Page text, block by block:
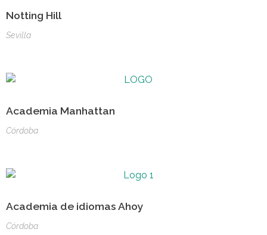
Notting Hill
Sevilla
Academia Manhattan
Córdoba
Academia de idiomas Ahoy
Córdoba